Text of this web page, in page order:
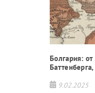
Болгария:
9.02.2025